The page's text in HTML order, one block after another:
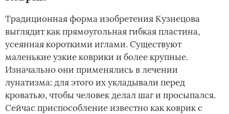
Традиционная форма изобретения Кузнецова
выглядит как прямоугольная гибкая пластина,
усеянная короткими иглами. Существуют
маленькие узкие коврики и более крупные.
Изначально они применялись в лечении
лунатизма: для этого их укладывали перед
кроватью, чтобы человек делал шаг и просыпался.
Сейчас приспособление известно как коврик с